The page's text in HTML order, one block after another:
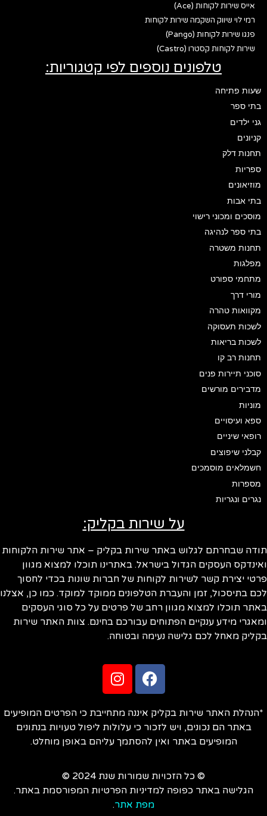
אייס שירות לקוחות (Ace)
רמי לוי שיווק השקמה שירות לקוחות
פנגו שירות לקוחות (Pango)
שירות לקוחות קסטרו (Castro)
טלפונים נוספים לפי קטגוריות:
שעות פתיחה
בתי ספר
גני ילדים
קניונים
תחנות דלק
ספריות
מוזיאונים
בתי אבות
מוסכים ומכוני רישוי
בתי ספר לנהיגה
תחנות משטרה
מפלגות
מתחמי ספורט
מורי דרך
מקוואות טהרה
לשכות תעסוקה
לשכות בריאות
תחנות רב קו
סוכני תיירות פנים
מדבירים מורשים
מוניות
ספא ועיסויים
רופאי שיניים
קבלני שיפוצים
חשמלאים מוסמכים
מספרות
נגרים ונגריות
על שירות בקליק:
שבחרתם לגלוש באתר שירות בקליק – אתר שירות הלקוחות
העסקים הגדול בישראל. באתרינו תוכלו למצוא מגוון
יצירת קשר לשירות לקוחות של חברות שונות בכדי לחסוך
בתיסכול, זמן והעברת הטלפונים ממוקד למוקד. כמו כן, אצלנו
תוכלו למצוא מגוון רחב של פרטים על כל סוגי העסקים
מידע ענקיים הפתוחים עבורכם בחינם. צוות האתר שירות
מאחל לכם גלישה נעימה ובטוחה.
האתר שירות בקליק איננה מתחייבת כי הפרטים המופיעים
באתר הם נכונים, ויש לזכור כי עלולות ליפול טעויות בנתונים
המופיעים באתר ואין להסתמך עליהם באופן מוחלט.
© כל הזכויות שמורות שנת 2024 ©
הגלישה באתר כפופה למדיניות הפרטיות המפורסמת באתר.
מפת אתר.